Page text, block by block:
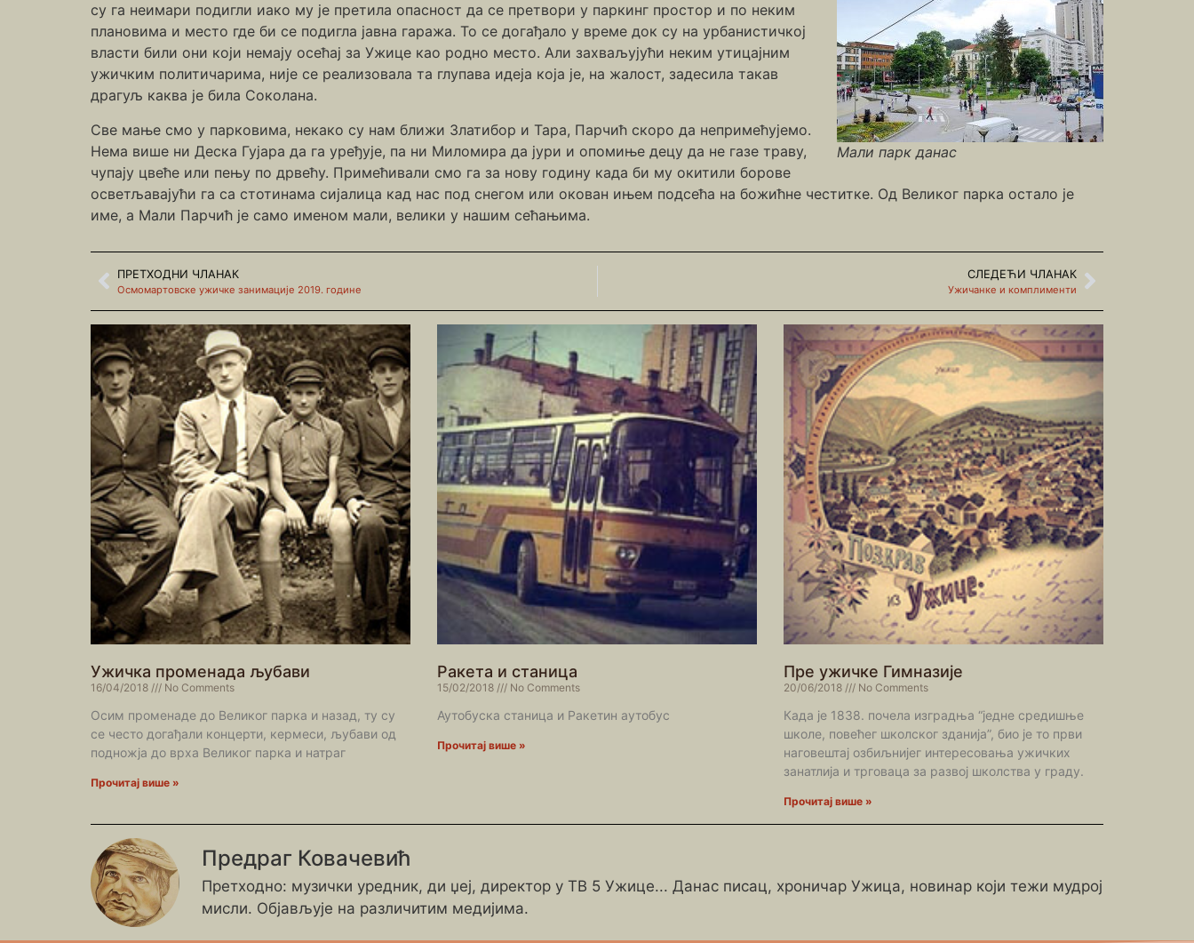
Мали парк данас
су га неимари подигли иако му је претила опасност да се претвори у паркинг простор и по неким
плановима и место где би се подигла јавна гаража. То се догађало у време док су на урбанистичкој
власти били они који немају осећај за Ужице као родно место. Али захваљујући неким утицајним
ужичким политичарима, није се реализовала та глупава идеја која је, на жалост, задесила такав
драгуљ каква је била Соколана.
Све мање смо у парковима, некако су нам ближи Златибор и Тара, Парчић скоро да непримећујемо.
Нема више ни Деска Гујара да га уређује, па ни Миломира да јури и опомиње децу да не газе траву,
чупају цвеће или пењу по дрвећу. Примећивали смо га за нову годину када би му окитили борове
осветљавајући га са стотинама сијалица кад нас под снегом или окован ињем подсећа на божићне честитке. Од Великог парка остало је
име, а Мали Парчић је само именом мали, велики у нашим сећањима.
ПРЕТХОДНИ ЧЛАНАК
Осмомартовске ужичке занимације 2019. године
СЛЕДЕЋИ ЧЛАНАК
Ужичанке и комплименти
Ужичка променада љубави
16/04/2018 No Comments
Осим променаде до Великог парка и назад, ту су
се често догађали концерти, кермеси, љубави од
подножја до врха Великог парка и натраг
Прочитај више »
Ракета и станица
15/02/2018 No Comments
Аутобуска станица и Ракетин аутобус
Прочитај више »
Пре ужичке Гимназије
20/06/2018 No Comments
Када је 1838. почела изградња “једне средишње
школе, повећег школског зданија”, био је то први
наговештај озбиљнијег интересовања ужичких
занатлија и трговаца за развој школства у граду.
Прочитај више »
Предраг Ковачевић
Претходно: музички уредник, ди џеј, директор у ТВ 5 Ужице... Данас писац, хроничар Ужица, новинар који тежи мудрој
мисли. Објављује на различитим медијима.